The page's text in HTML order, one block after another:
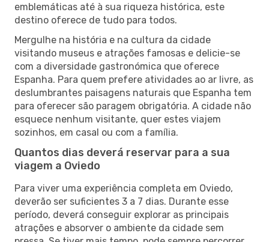
emblemáticas até à sua riqueza histórica, este
destino oferece de tudo para todos.
Mergulhe na história e na cultura da cidade
visitando museus e atrações famosas e delicie-se
com a diversidade gastronómica que oferece
Espanha. Para quem prefere atividades ao ar livre, as
deslumbrantes paisagens naturais que Espanha tem
para oferecer são paragem obrigatória. A cidade não
esquece nenhum visitante, quer estes viajem
sozinhos, em casal ou com a família.
Quantos dias deverá reservar para a sua
viagem a Oviedo
Para viver uma experiência completa em Oviedo,
deverão ser suficientes 3 a 7 dias. Durante esse
período, deverá conseguir explorar as principais
atrações e absorver o ambiente da cidade sem